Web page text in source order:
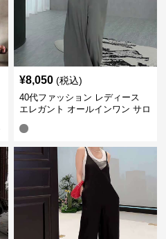
¥8,050 (税込)
40代ファッション レディース
エレガント オールインワン サロ
ール